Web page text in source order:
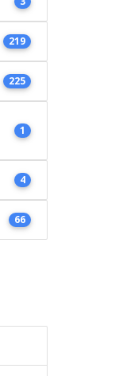
219
225
1
4
66